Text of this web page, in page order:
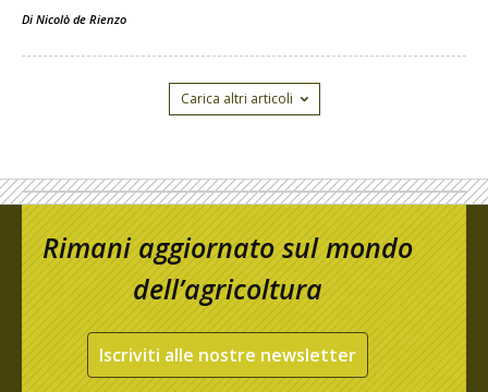
Di Nicolò de Rienzo
Carica altri articoli
Rimani aggiornato sul mondo
dell’agricoltura
Iscriviti alle nostre newsletter